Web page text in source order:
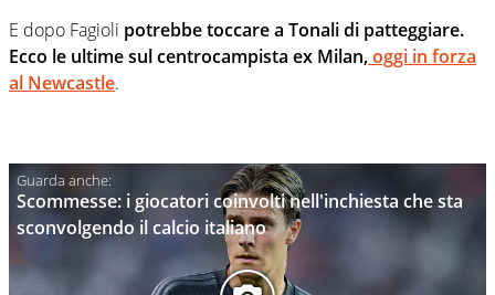
E dopo Fagioli potrebbe toccare a Tonali di patteggiare.
Ecco le ultime sul centrocampista ex Milan,oggi in forza
al Newcastle.
Scommesse: i giocatori coinvolti nell'inchiesta che sta
sconvolgendo il calcio italiano